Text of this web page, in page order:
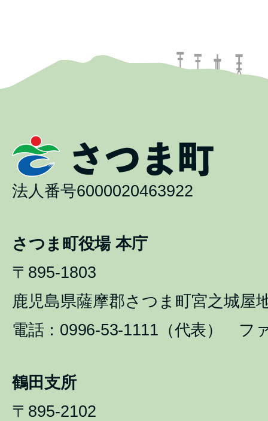
法人番号6000020463922
さつま町役場 本庁
〒895-1803
鹿児島県薩摩郡さつま町宮之城屋
電話：0996-53-1111（代表） フ
鶴田支所
〒895-2102